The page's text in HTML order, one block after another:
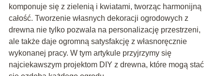
komponuje się z zielenią i kwiatami, tworząc harmonijną
całość. Tworzenie własnych dekoracji ogrodowych z
drewna nie tylko pozwala na personalizację przestrzeni,
ale także daje ogromną satysfakcję z własnoręcznie
wykonanej pracy. W tym artykule przyjrzymy się
najciekawszym projektom DIY z drewna, które mogą stać